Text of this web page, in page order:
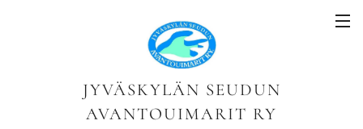
JYVÄSKYLÄN SEUDUN
AVANTOUIMARIT RY